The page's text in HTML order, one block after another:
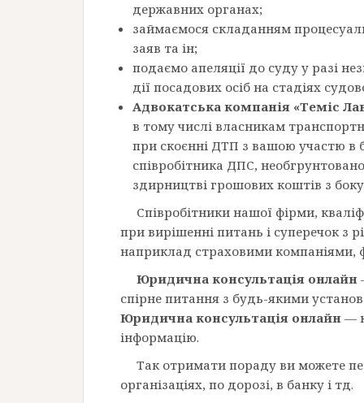
державних органах;
займаємося складанням
заяв та ін;
подаємо апеляції до суду у разі
дії посадових осіб на стадіях
Адвокатська компанія «Теміс
в тому числі власникам
при скоєнні ДТП з вашою участю в
співробітника ДПС,
здирництві грошових коштів з
Співробітники нашої фірми,
при вирішенні питань і суперечок з
наприклад страховими компаніями,
Юридична консультація онлайн
спірне питання з будь-якими
Юридична консультація онлайн —
інформацію.
Так отримати пораду ви можете
організаціях, по дорозі, в банку і тд.